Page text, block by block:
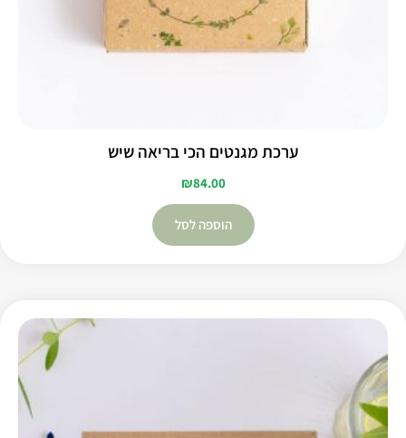
ערכת מגנטים הכי בריאה שיש
₪84.00
הוספה לסל